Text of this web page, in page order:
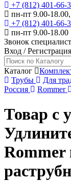
+7 (812) 401-66-
пн-пт 9.00-
+7 (812) 401-66-
пн-пт 9.00-18.00
Звонок
Вход /Регистрация
Каталог
Трубы
Для
Россия
Rommer
Товар с
Rommer